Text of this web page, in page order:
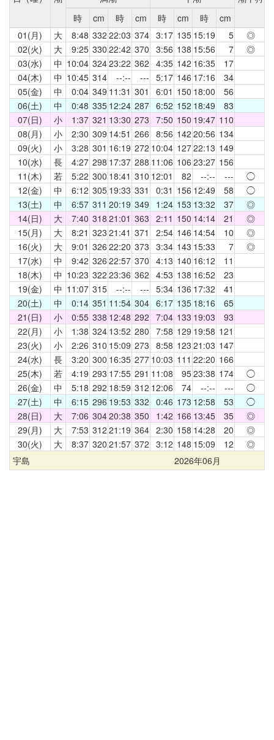
時
cm 時 cm 時 cm 時
cm
01(月)
大 8:48 332 22:03 374 3:17 135 15:19 5 ◎
02(火)
大 9:25 330 22:42 370 3:56 138 15:56 7 ◎
03(水)
中 10:04 32423:22 362 4:35 142 16:35 17
04(木)
中 10:45 314 --:-- --- 5:17 146 17:16 34
05(金)
中 0:04 349 11:31 301 6:01 150 18:00 56
06(土)
中 0:48 335 12:24 287 6:52 152 18:49 83
07(日)
小 1:37 321 13:30 273 7:50 150 19:47 110
08(月)
小 2:30 309 14:51 266 8:56 142 20:56 134
09(火)
小 3:28 301 16:19 272 10:04 12722:13 149
10(水)
長 4:27 298 17:37 288 11:06 106 23:27 156
11(木)
若 5:22 300 18:41 310 12:01 82 --:-- --- ◯
12(金)
中 6:12 305 19:33 331 0:31 156 12:49 58 ◯
13(土)
中 6:57 311 20:19 349 1:24 153 13:32 37 ◎
14(日)
大 7:40 318 21:01 363 2:11 150 14:14 21 ◎
15(月)
大 8:21 323 21:41 371 2:54 146 14:54 10 ◎
16(火)
大 9:01 326 22:20 373 3:34 143 15:33 7 ◎
17(水)
中 9:42 326 22:57 370 4:13 140 16:12 11
18(木)
中 10:23 322 23:36 362 4:53 138 16:52 23
19(金)
中 11:07 315 --:-- --- 5:34 136 17:32 41
20(土)
中 0:14 351 11:54 304 6:17 135 18:16 65
21(日)
小 0:55 338 12:48 292 7:04 133 19:03 93
22(月)
小 1:38 324 13:52 280 7:58 129 19:58 121
23(火)
小 2:26 310 15:09 273 8:58 123 21:03 147
24(水)
長 3:20 300 16:35 277 10:03 111 22:20 166
25(木)
若 4:19 293 17:55 291 11:08 9523:38 174 ◯
26(金)
中 5:18 292 18:59 312 12:06 74 --:-- --- ◯
27(土)
中 6:15 296 19:53 332 0:46 173 12:58 53 ◯
28(日)
大 7:06 30420:38 350 1:42 166 13:45 35 ◎
29(月)
大 7:53 312 21:19 364 2:30 158 14:28 20 ◎
30(火)
大 8:37 320 21:57 372 3:12 148 15:09 12 ◎
宇島
2026年06月